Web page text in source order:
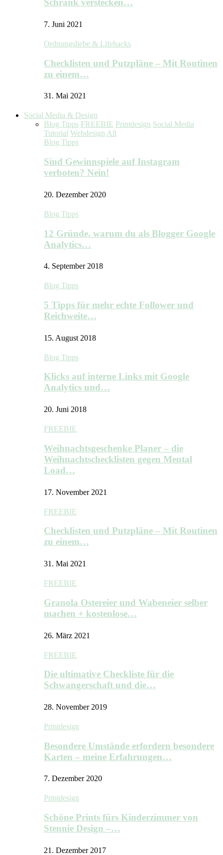
Schrank verstecken…
7. Juni 2021
Ordnungsliebe & Lifehacks
Checklisten und Putzpläne – Mit Routinen
zu einem…
31. Mai 2021
Social Media & Design
Blog Tipps FREEBIE Printdesign Social Media
Tutorial Webdesign All
Blog Tipps
Sind Gewinnspiele auf Instagram
verboten? Nein!
20. Dezember 2020
Blog Tipps
12 Gründe, warum du als Blogger Google
Analytics…
4. September 2018
Blog Tipps
5 Tipps für mehr echte Follower und
Reichweite…
15. August 2018
Blog Tipps
Klicks auf interne Links mit Google
Analytics und…
20. Juni 2018
FREEBIE
Weihnachtsgeschenke Planer – die
Weihnachtschecklisten gegen Mental
Load…
17. November 2021
FREEBIE
Checklisten und Putzpläne – Mit Routinen
zu einem…
31. Mai 2021
FREEBIE
Granola Ostereier und Wabeneier selber
machen + kostenlose…
26. März 2021
FREEBIE
Die ultimative Checkliste für die
Schwangerschaft und die…
28. November 2019
Printdesign
Besondere Umstände erfordern besondere
Karten – meine Erfahrungen…
7. Dezember 2020
Printdesign
Schöne Prints fürs Kinderzimmer von
Stennie Design –…
21. Dezember 2017